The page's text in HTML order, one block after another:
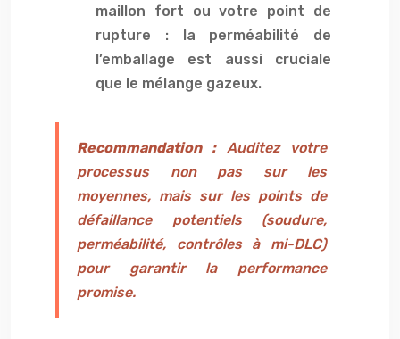
maillon fort ou votre point de
rupture : la perméabilité de
l’emballage est aussi cruciale
que le mélange gazeux.
Recommandation :Auditez votre
processus non pas sur les
moyennes, mais sur les points de
défaillance potentiels (soudure,
perméabilité, contrôles à mi-DLC)
pour garantir la performance
promise.